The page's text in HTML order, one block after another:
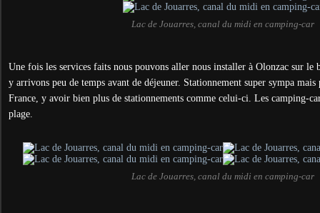
Lac de Jouarres, canal du midi en camping-car
Une fois les services faits nous pouvons aller nous installer à Olonzac sur le
y arrivons peu de temps avant de déjeuner. Stationnement super sympa
France, y avoir bien plus de stationnements comme celui-ci. Les camping-
plage.
Lac de Jouarres, canal du midi en camping-car